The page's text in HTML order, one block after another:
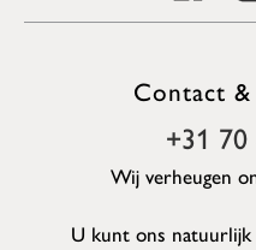
Contact
+31
Wij verheugen
U kunt ons natuurlijk